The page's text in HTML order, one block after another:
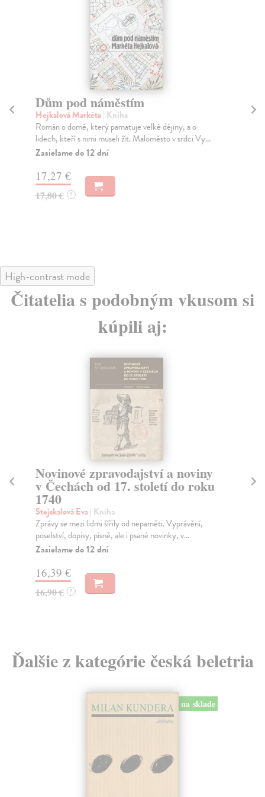
Dům pod náměstím
Hejkalová Markéta| Kniha
Román o domě, který pamatuje velké dějiny, a o
lidech, kteří s nimi museli žít. Maloměsto v srdci Vy...
Zasielame do 12 dní
17,27 €
17,80 € ?
High-contrast mode
Čitatelia s podobným vkusom si
kúpili aj:
Novinové zpravodajství a noviny
v Čechách od 17. století do roku
1740
Stejskalová Eva| Kniha
Zprávy se mezi lidmi šířily od nepaměti. Vyprávění,
poselství, dopisy, písně, ale i psané novinky, v...
Zasielame do 12 dní
16,39 €
16,90 € ?
Ďalšie z kategórie česká beletria
na sklade